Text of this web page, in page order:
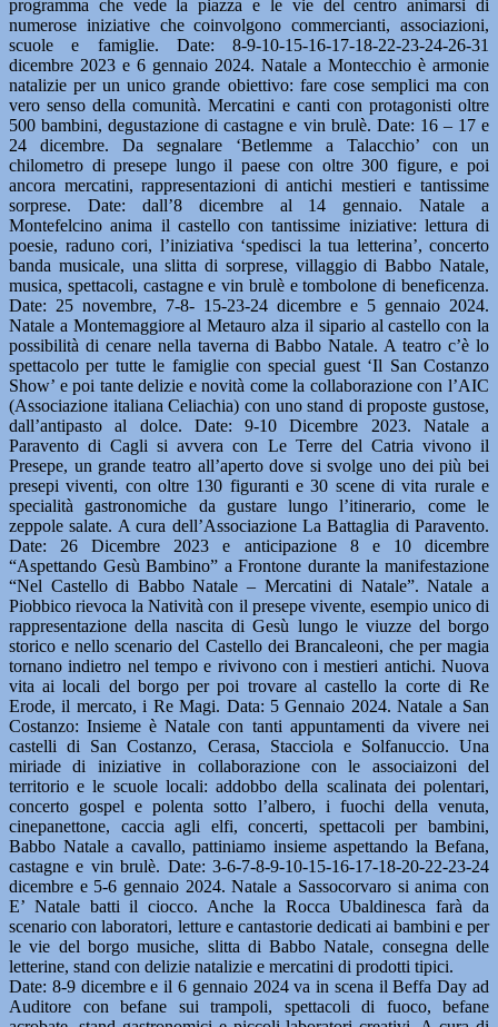
programma che vede la piazza e le vie del centro animarsi di
numerose iniziative che coinvolgono commercianti, associazioni,
scuole e famiglie. Date: 8-9-10-15-16-17-18-22-23-24-26-31
dicembre 2023 e 6 gennaio 2024. Natale a Montecchio è armonie
natalizie per un unico grande obiettivo: fare cose semplici ma con
vero senso della comunità. Mercatini e canti con protagonisti oltre
500 bambini, degustazione di castagne e vin brulè. Date: 16 – 17 e
24 dicembre. Da segnalare ‘Betlemme a Talacchio’ con un
chilometro di presepe lungo il paese con oltre 300 figure, e poi
ancora mercatini, rappresentazioni di antichi mestieri e tantissime
sorprese. Date: dall’8 dicembre al 14 gennaio. Natale a
Montefelcino anima il castello con tantissime iniziative: lettura di
poesie, raduno cori, l’iniziativa ‘spedisci la tua letterina’, concerto
banda musicale, una slitta di sorprese, villaggio di Babbo Natale,
musica, spettacoli, castagne e vin brulè e tombolone di beneficenza.
Date: 25 novembre, 7-8- 15-23-24 dicembre e 5 gennaio 2024.
Natale a Montemaggiore al Metauro alza il sipario al castello con la
possibilità di cenare nella taverna di Babbo Natale. A teatro c’è lo
spettacolo per tutte le famiglie con special guest ‘Il San Costanzo
Show’ e poi tante delizie e novità come la collaborazione con l’AIC
(Associazione italiana Celiachia) con uno stand di proposte gustose,
dall’antipasto al dolce. Date: 9-10 Dicembre 2023. Natale a
Paravento di Cagli si avvera con Le Terre del Catria vivono il
Presepe, un grande teatro all’aperto dove si svolge uno dei più bei
presepi viventi, con oltre 130 figuranti e 30 scene di vita rurale e
specialità gastronomiche da gustare lungo l’itinerario, come le
zeppole salate. A cura dell’Associazione La Battaglia di Paravento.
Date: 26 Dicembre 2023 e anticipazione 8 e 10 dicembre
“Aspettando Gesù Bambino” a Frontone durante la manifestazione
“Nel Castello di Babbo Natale – Mercatini di Natale”. Natale a
Piobbico rievoca la Natività con il presepe vivente, esempio unico di
rappresentazione della nascita di Gesù lungo le viuzze del borgo
storico e nello scenario del Castello dei Brancaleoni, che per magia
tornano indietro nel tempo e rivivono con i mestieri antichi. Nuova
vita ai locali del borgo per poi trovare al castello la corte di Re
Erode, il mercato, i Re Magi. Data: 5 Gennaio 2024. Natale a San
Costanzo: Insieme è Natale con tanti appuntamenti da vivere nei
castelli di San Costanzo, Cerasa, Stacciola e Solfanuccio. Una
miriade di iniziative in collaborazione con le associaizoni del
territorio e le scuole locali: addobbo della scalinata dei polentari,
concerto gospel e polenta sotto l’albero, i fuochi della venuta,
cinepanettone, caccia agli elfi, concerti, spettacoli per bambini,
Babbo Natale a cavallo, pattiniamo insieme aspettando la Befana,
castagne e vin brulè. Date: 3-6-7-8-9-10-15-16-17-18-20-22-23-24
dicembre e 5-6 gennaio 2024. Natale a Sassocorvaro si anima con
E’ Natale batti il ciocco. Anche la Rocca Ubaldinesca farà da
scenario con laboratori, letture e cantastorie dedicati ai bambini e per
le vie del borgo musiche, slitta di Babbo Natale, consegna delle
letterine, stand con delizie natalizie e mercatini di prodotti tipici.
Date: 8-9 dicembre e il 6 gennaio 2024 va in scena il Beffa Day ad
Auditore con befane sui trampoli, spettacoli di fuoco, befane